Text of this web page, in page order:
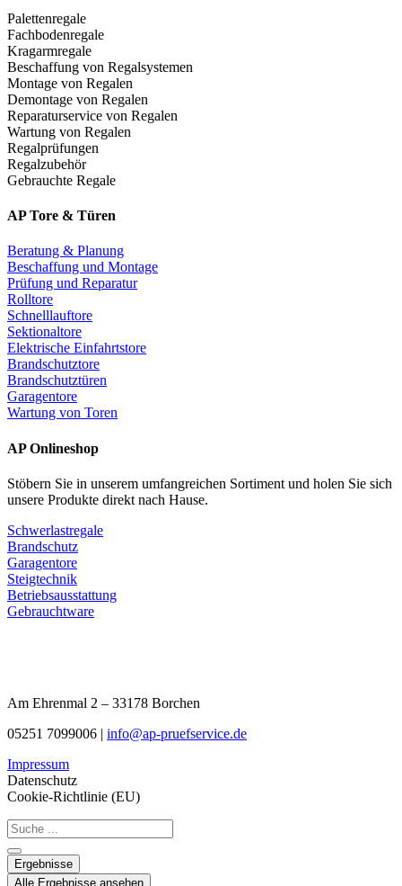
Palettenregale
Fachbodenregale
Kragarmregale
Beschaffung von Regalsystemen
Montage von Regalen
Demontage von Regalen
Reparaturservice von Regalen
Wartung von Regalen
Regalprüfungen
Regalzubehör
Gebrauchte Regale
AP Tore & Türen
Beratung & Planung
Beschaffung und Montage
Prüfung und Reparatur
Rolltore
Schnelllauftore
Sektionaltore
Elektrische Einfahrtstore
Brandschutztore
Brandschutztüren
Garagentore
Wartung von Toren
AP Onlineshop
Stöbern Sie in unserem umfangreichen Sortiment und holen Sie sich
unsere Produkte direkt nach Hause.
Schwerlastregale
Brandschutz
Garagentore
Steigtechnik
Betriebsausstattung
Gebrauchtware
Am Ehrenmal 2 – 33178 Borchen
05251 7099006 | info@ap-pruefservice.de
Impressum
Datenschutz
Cookie-Richtlinie (EU)
Search
...
Ergebnisse
Alle Ergebnisse ansehen